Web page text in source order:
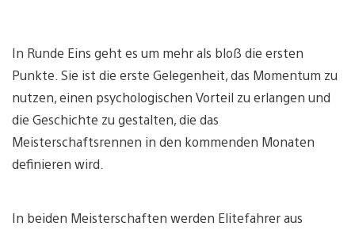
In Runde Eins geht es um mehr als bloß die ersten
Punkte. Sie ist die erste Gelegenheit, das Momentum zu
nutzen, einen psychologischen Vorteil zu erlangen und
die Geschichte zu gestalten, die das
Meisterschaftsrennen in den kommenden Monaten
definieren wird.
In beiden Meisterschaften werden Elitefahrer aus